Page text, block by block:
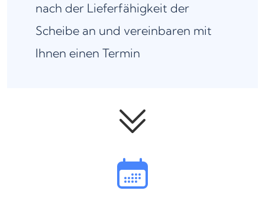
nach der Lieferfähigkeit der
Scheibe an und vereinbaren mit
Ihnen einen Termin